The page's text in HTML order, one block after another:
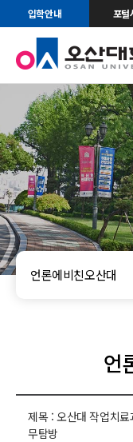
입학안내 포털
언론에비친오산대
언
제목 : 오산대 작업치
무탐방